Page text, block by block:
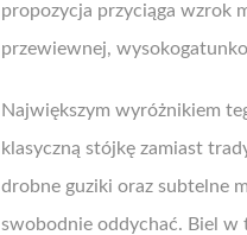
propozycja przyciąga wzrok
przewiewnej,
Największym wyróżnikiem
klasyczną stójkę zamiast
drobne guziki oraz subtelne
swobodnie oddychać. Biel